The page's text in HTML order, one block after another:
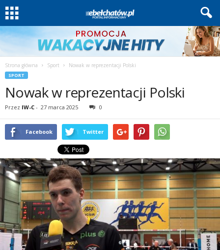
Strona główna Sport Nowak w reprezentacji Polski
SPORT
Nowak w reprezentacji Polski
Przez IW-C - 27 marca 2025 0
Facebook Twitter